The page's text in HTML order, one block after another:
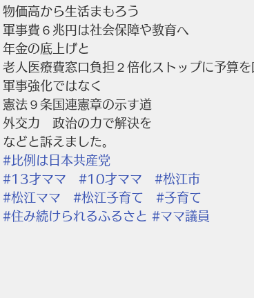
物価高から生活まもろう
軍事費６兆円は社会保障や教育へ
年金の底上げと
老人医療費窓口負担２倍化ストップに予算を
軍事強化ではなく
憲法９条国連憲章の示す道
外交力　政治の力で解決を
などと訴えました。
#比例は日本共産党
#13才ママ
#10才ママ
#松江市
#松江ママ
#松江子育て
#子育て
#住み続けられるふるさと #ママ議員